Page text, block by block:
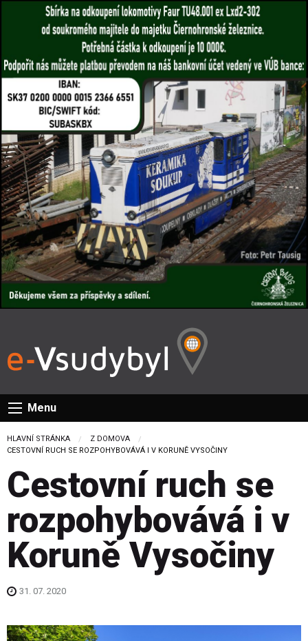
Menu
HLAVNÍ STRÁNKA
Z DOMOVA
CURRENT:
CESTOVNÍ RUCH SE ROZPOHYBOVÁVÁ I V KORUNĚ VYSOČINY
Cestovní ruch se
rozpohybovává i v
Koruně Vysočiny
31. 07. 2020